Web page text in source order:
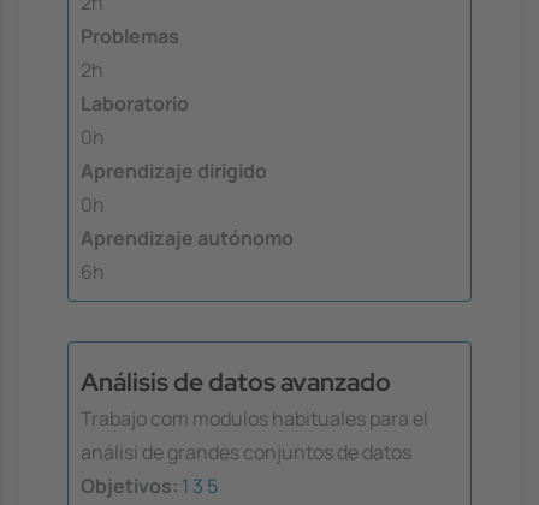
Problemas
2h
Laboratorio
0h
Aprendizaje dirigido
0h
Aprendizaje autónomo
6h
Análisis de datos avanzado
Trabajo com modulos habituales para el
análisi de grandes conjuntos de datos
Objetivos: 1 3 5